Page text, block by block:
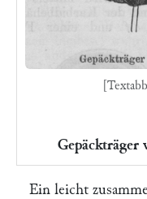
Ein leicht